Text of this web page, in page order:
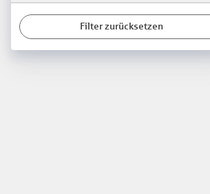
Filter zurücksetzen